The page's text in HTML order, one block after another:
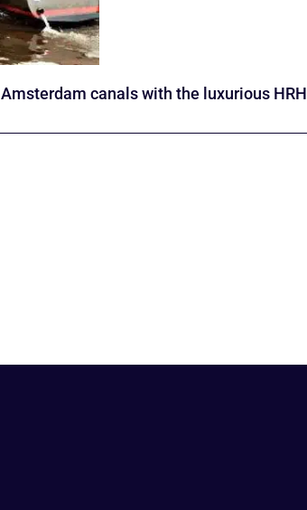
canals with the luxurious HRH